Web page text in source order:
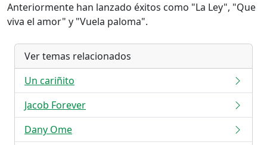
Anteriormente han lanzado éxitos como "La Ley", "Que
viva el amor" y "Vuela paloma".
Ver temas relacionados
Un cariñito
Jacob Forever
Dany Ome